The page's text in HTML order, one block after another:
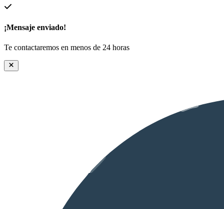
¡Mensaje enviado!
Te contactaremos en menos de 24 horas